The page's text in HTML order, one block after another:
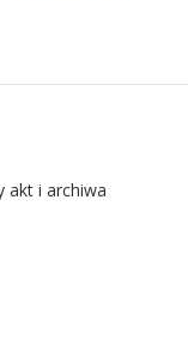
akt i archiwa